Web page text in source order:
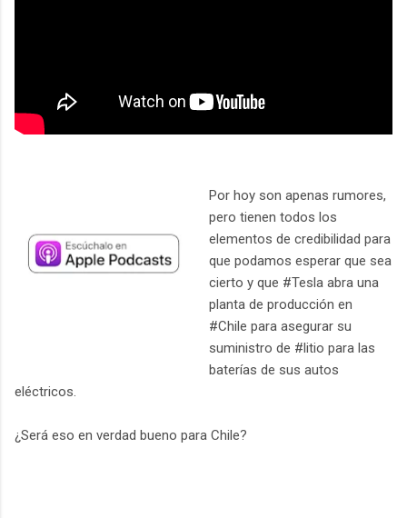
Por hoy son apenas rumores,
pero tienen todos los
elementos de credibilidad para
que podamos esperar que sea
cierto y que #Tesla abra una
planta de producción en
#Chile para asegurar su
suministro de #litio para las
baterías de sus autos
eléctricos.
¿Será eso en verdad bueno para Chile?